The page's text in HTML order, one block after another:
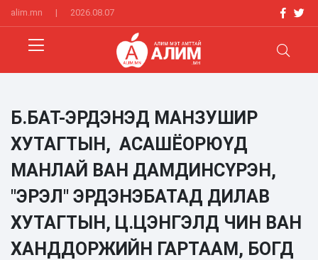
alim.mn | 2026.08.07
Б.БАТ-ЭРДЭНЭД МАНЗУШИР
ХУТАГТЫН, АСАШЁОРЮҮД
МАНЛАЙ ВАН ДАМДИНСҮРЭН,
"ЭРЭЛ" ЭРДЭНЭБАТАД ДИЛАВ
ХУТАГТЫН, Ц.ЦЭНГЭЛД ЧИН ВАН
ХАНДДОРЖИЙН ГАРТААМ, БОГД